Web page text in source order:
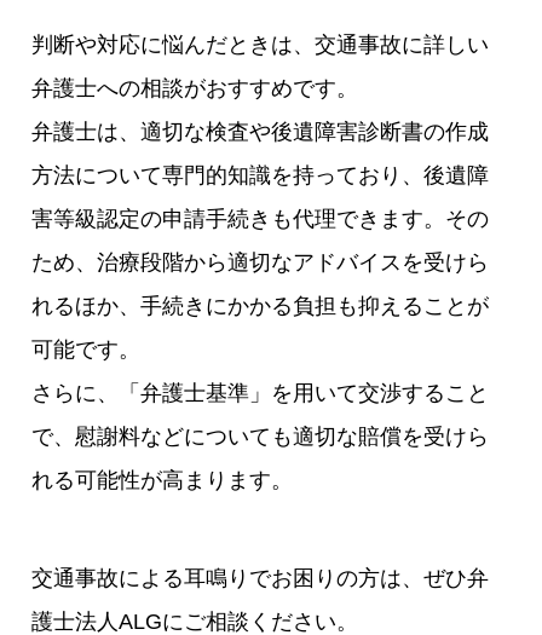
判断や対応に悩んだときは、交通事故に詳しい
弁護士への相談がおすすめです。
弁護士は、適切な検査や後遺障害診断書の作成
方法について専門的知識を持っており、後遺障
害等級認定の申請手続きも代理できます。その
ため、治療段階から適切なアドバイスを受けら
れるほか、手続きにかかる負担も抑えることが
可能です。
さらに、「弁護士基準」を用いて交渉すること
で、慰謝料などについても適切な賠償を受けら
れる可能性が高まります。
交通事故による耳鳴りでお困りの方は、ぜひ弁
護士法人ALGにご相談ください。